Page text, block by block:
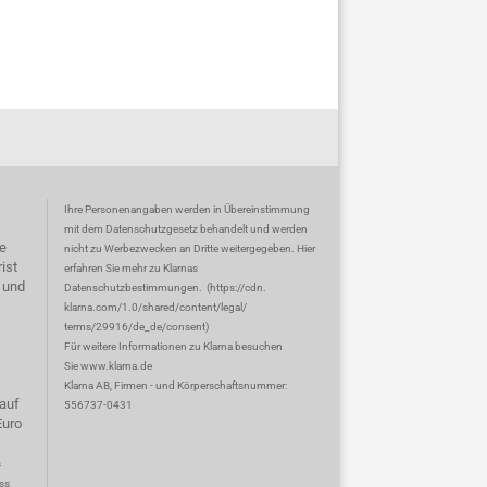
Ihre Personenangaben werden in Übereinstimmung
mit dem Datenschutzgesetz behandelt und werden
nicht zu Werbezwecken an Dritte weitergegeben. Hier
erfahren Sie mehr zu Klarnas
Datenschutzbestimmungen.
(https://cdn.
klarna.com/1.0/shared/content/legal/
terms/29916/de_de/consent)
Für weitere Informationen zu Klarna besuchen
Siewww.klarna.de
Klarna AB, Firmen - und Körperschaftsnummer:
556737-0431